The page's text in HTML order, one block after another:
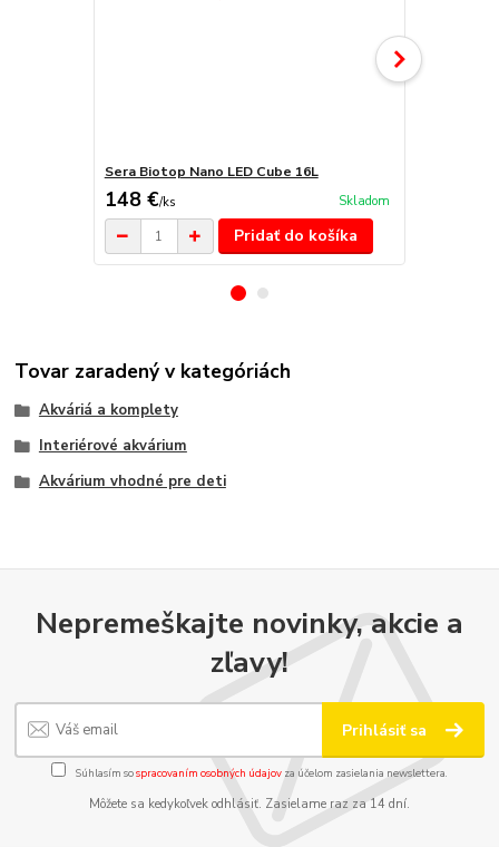
Sera Biotop Nano LED Cube 16L
148 €/ks Skladom
Pridať do košíka
Tovar zaradený v kategóriách
Akváriá a komplety
Interiérové akvárium
Akvárium vhodné pre deti
Nepremeškajte novinky, akcie a
zľavy!
Prihlásiť sa
Súhlasím sospracovaním osobných údajov za účelom zasielania newslettera.
Môžete sa kedykoľvek odhlásiť. Zasielame raz za 14 dní.